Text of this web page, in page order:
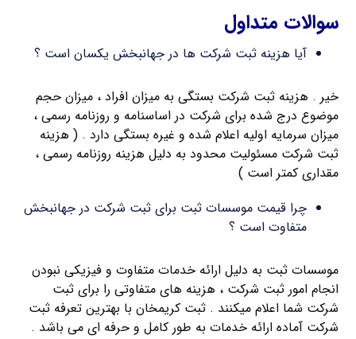
سوالات متداول
آیا هزینه ثبت شرکت ها در جهانبخش یکسان است ؟
خیر . هزینه ثبت شرکت بستگی به میزان افراد ، میزان حجم
موضوع درج شده برای شرکت در اساسنامه و روزنامه رسمی ،
میزان سرمایه اولیه اعلام شده و غیره بستگی دارد . ( هزینه
ثبت شرکت مسئولیت محدود به دلیل هزینه روزنامه رسمی ،
مقداری کمتر است )
چرا قیمت موسسات ثبت برای ثبت شرکت در جهانبخش
متفاوت است ؟
موسسات ثبت به دلیل ارائه خدمات متفاوت و فیزیکی نبودن
انجام امور ثبت شرکت ، هزینه های متفاوتی را برای ثبت
شرکت شما اعلام میکنند . ثبت کریمخان با بهترین تعرفه ثبت
شرکت آماده ارائه خدمات به طور کامل و حرفه ای می باشد .